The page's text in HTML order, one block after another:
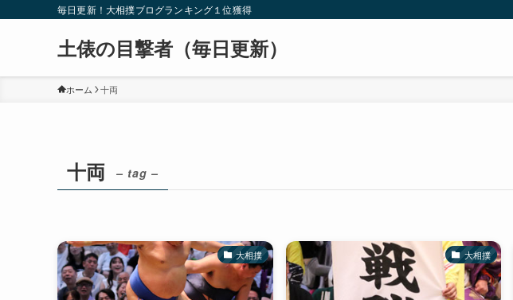
毎日更新！大相撲ブログランキング１位獲得
土俵の目撃者（毎日更新）
ホーム 十両
十両 – tag –
大相撲 大相撲